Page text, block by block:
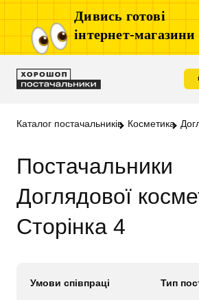
Дивись готові
інтернет-магазини
Каталог постачальників Косметика
Постачальники
Доглядової
Сторінка 4
Умови співпраці Тип